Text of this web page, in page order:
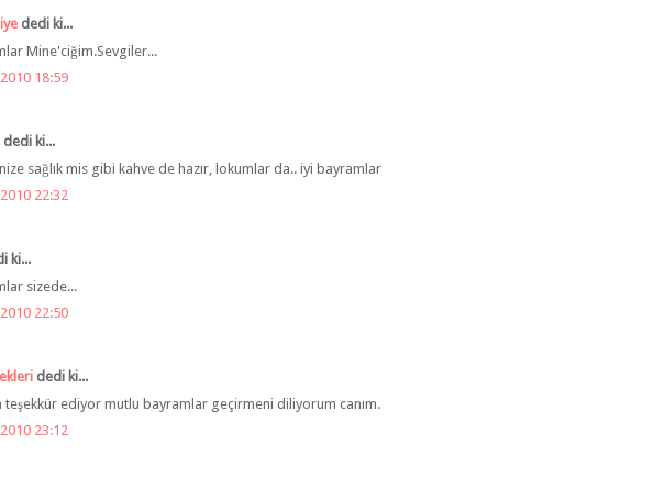
dedi ki...
Mine'ciğim.Sevgiler...
2010 18:59
dedi ki...
sağlık mis gibi kahve de hazır, lokumlar da.. iyi bayramlar
2010 22:32
ki...
sizede...
2010 22:50
dedi ki...
teşekkür ediyor mutlu bayramlar geçirmeni diliyorum canım.
2010 23:12